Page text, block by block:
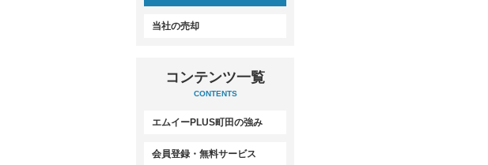
当社の売却
コンテンツ一覧
CONTENTS
エムイーPLUS町田の強み
会員登録・無料サービス